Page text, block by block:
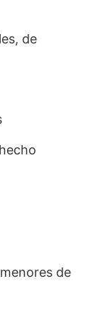
de
de